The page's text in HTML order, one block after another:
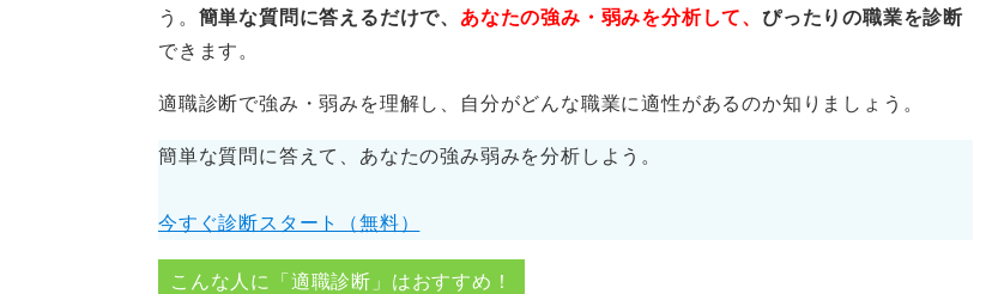
どの企業側の受入条件を事前に確認する
②「一日の業務の流れ」「安全管理」「評価制度」「残業実態」など、当日学び
たい観点を明らかにする
③自己紹介・関心職種・学びたい観点をA41枚程度で事前に共有する
⑤当日は質問を10個ほど用意し、メモを取る
う。 簡単な質問に答えるだけで、 あなたの強み・弱みを分析して、 ぴったりの職業を診断
できます。
適職診断で強み・弱みを理解し、自分がどんな職業に適性があるのか知りましょう。
簡単な質問に答えて、あなたの強み弱みを分析しよう。
今すぐ診断スタート（無料）
こんな人に「適職診断」はおすすめ！